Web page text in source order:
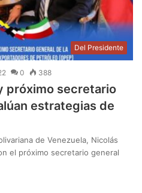
Del Presidente
0 388
próximo secretario
estrategias de
de Venezuela, Nicolás
el próximo secretario general